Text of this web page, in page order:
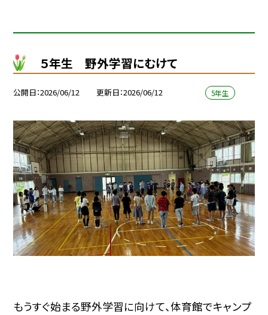
５年生 野外学習にむけて
公開日 2026/06/12 更新日 2026/06/12 5年生
もうすぐ始まる野外学習に向けて、体育館でキャンプ